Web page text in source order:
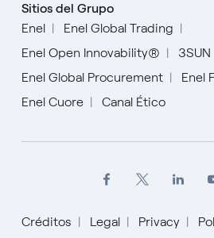
Sitios del Grupo
Enel
Enel Global Trading
Enel Open Innovability®
3SUN
Enel Global Procurement
Enel
Enel Cuore
Canal Ético
Créditos Legal Privacy